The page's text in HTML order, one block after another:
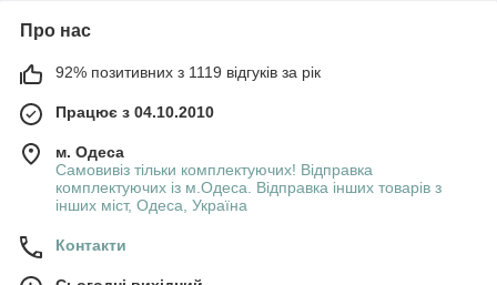
Про нас
92% позитивних з 1119 відгуків за рік
Працює з 04.10.2010
м. Одеса
Самовивіз тільки комплектуючих! Відправка
комплектуючих із м.Одеса. Відправка інших товарів з
інших міст, Одеса, Україна
Контакти